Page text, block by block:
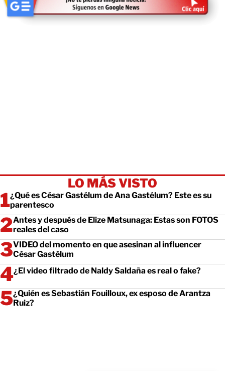
LO MÁS VISTO
¿Qué es César Gastélum de Ana Gastélum? Este es su
parentesco
Antes y después de Elize Matsunaga: Estas son FOTOS
reales del caso
VIDEO del momento en que asesinan al influencer
César Gastélum
¿El video filtrado de Naldy Saldaña es real o fake?
¿Quién es Sebastián Fouilloux, ex esposo de Arantza
Ruiz?